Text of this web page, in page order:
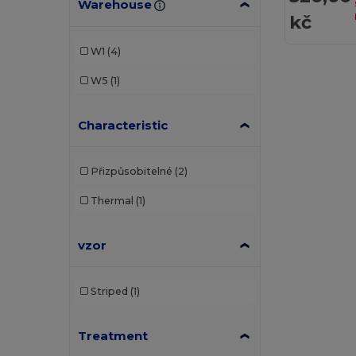
Warehouse
W1 (4)
W5 (1)
Characteristic
Přizpůsobitelné (2)
Thermal (1)
vzor
Striped (1)
Treatment
kč